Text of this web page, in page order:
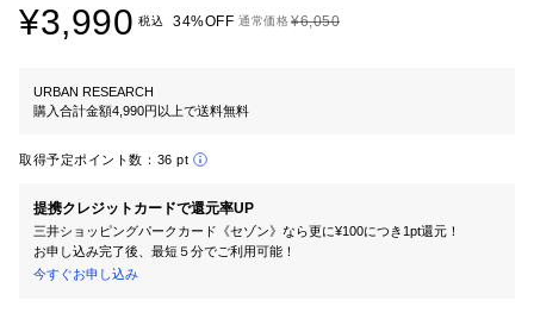
¥3,990 税込 34%OFF 通常価格¥6,050
URBAN RESEARCH
購入合計金額4,990円以上で送料無料
取得予定ポイント数： 36 pt
提携クレジットカードで還元率UP
三井ショッピングパークカード《セゾン》なら更に¥100につき1pt還元！
お申し込み完了後、最短５分でご利用可能！
今すぐお申し込み